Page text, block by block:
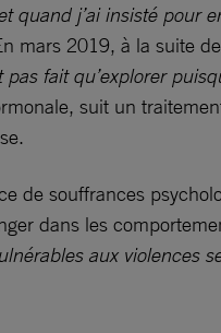
quand j’ai insisté
mars 2019, à la suite
fait qu’explorer
suit un
de souffrances
dans les
aux violences